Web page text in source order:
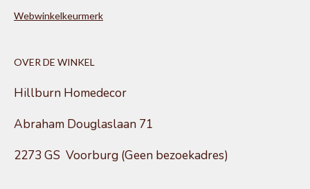
Webwinkelkeurmerk
OVER DE WINKEL
Hillburn Homedecor
Abraham Douglaslaan 71
2273 GS Voorburg (Geen bezoekadres)